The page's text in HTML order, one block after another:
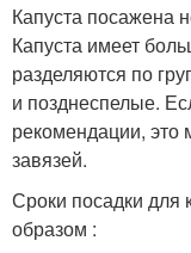
Капуста посажена
Капуста имеет
разделяются по
и позднеспелые.
рекомендации, это
завязей.
Сроки посадки для
образом :